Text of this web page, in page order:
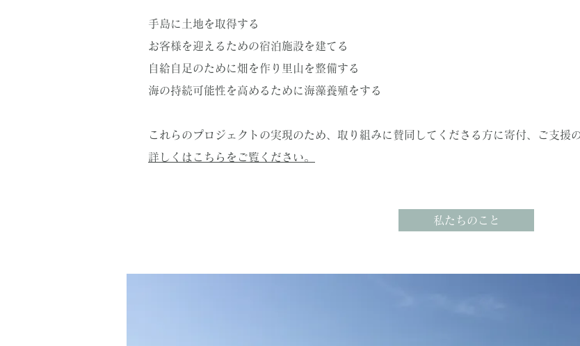
手島に土地を取得する
お客様を迎えるための宿泊施設を建てる
自給自足のために畑を作り里山を整備する
海の持続可能性を高めるために海藻養殖をする
これらのプロジェクトの実現のため、取り組みに賛同してくださる方に寄付、ご支援
詳しくはこちらをご覧ください。
私たちのこと